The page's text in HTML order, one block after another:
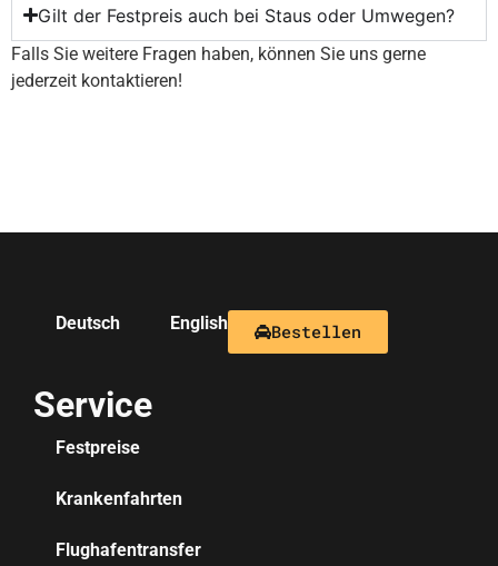
Gilt der Festpreis auch bei Staus oder Umwegen?
Falls Sie weitere Fragen haben, können Sie uns gerne
jederzeit kontaktieren!
Deutsch English Bestellen
Service
Festpreise
Krankenfahrten
Flughafentransfer